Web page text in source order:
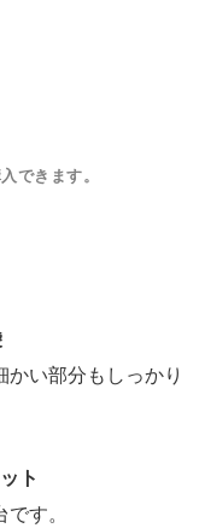
てもかわいい、
した。
ンをたくさん作っ
ょう！
できます。
い部分もしっかり
ト
す。